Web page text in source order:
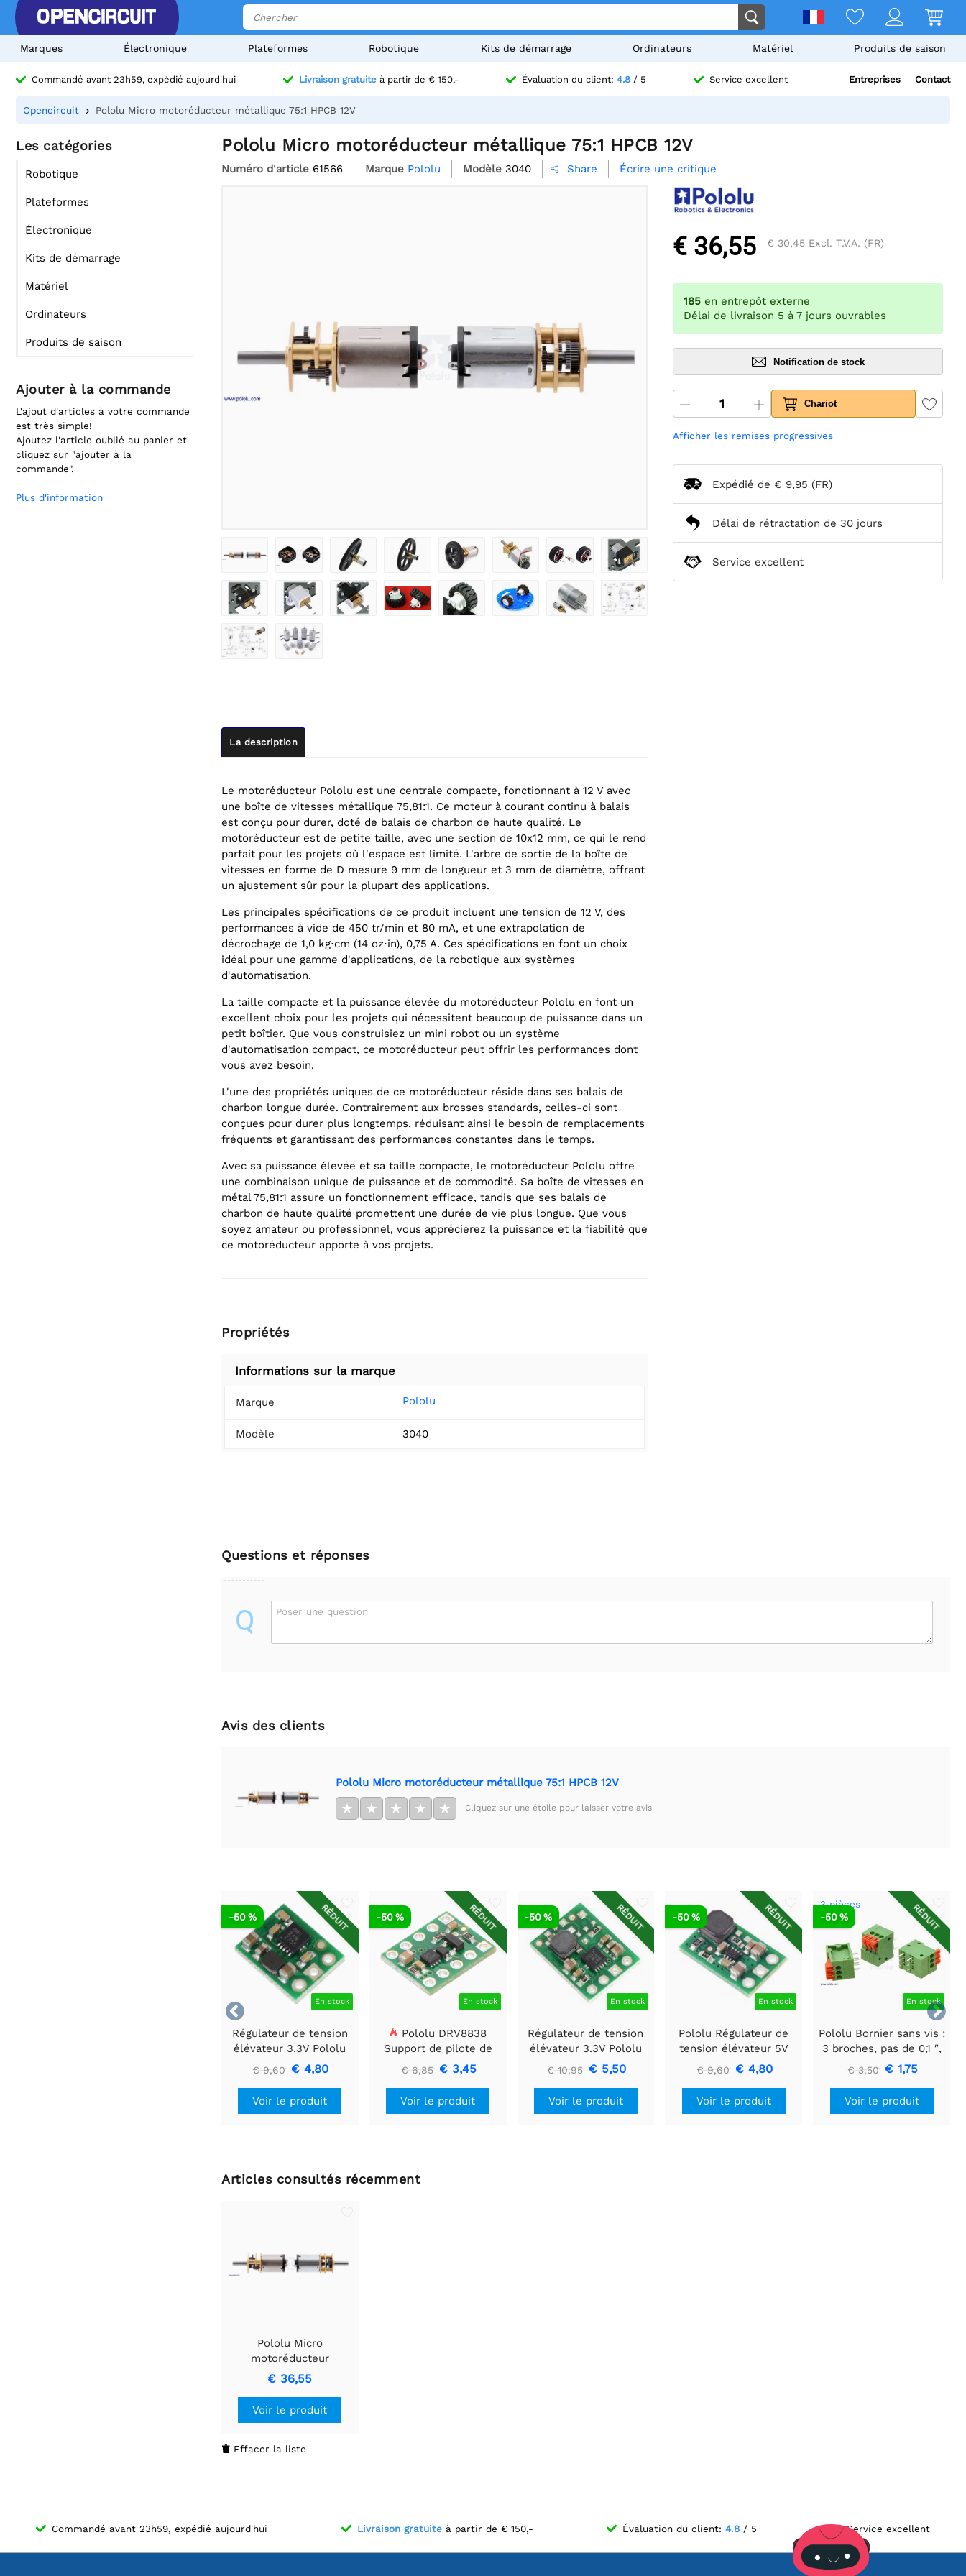
Marques Électronique Plateformes Robotique Kits de démarrage Ordinateurs Matériel Produits de saison
Commandé avant 23h59, expédié aujourd'hui Livraison gratuiteà partir de € 150,- Évaluation du client: 4.8 / 5 Service excellent Entreprises Contact
Opencircuit Pololu Micro motoréducteur métallique 75:1 HPCB 12V
Les catégories
Robotique
Plateformes
Électronique
Kits de démarrage
Matériel
Ordinateurs
Produits de saison
Ajouter à la commande
L'ajout d'articles à votre commande
est très simple!
Ajoutez l'article oublié au panier et
cliquez sur "ajouter à la
commande".
Plus d'information
Pololu Micro motoréducteur métallique 75:1 HPCB 12V
Numéro d'article 61566 Marque Pololu Modèle 3040  Share Écrire une critique
La description
Le motoréducteur Pololu est une centrale compacte, fonctionnant à 12 V avec
une boîte de vitesses métallique 75,81:1. Ce moteur à courant continu à balais
est conçu pour durer, doté de balais de charbon de haute qualité. Le
motoréducteur est de petite taille, avec une section de 10x12 mm, ce qui le rend
parfait pour les projets où l'espace est limité. L'arbre de sortie de la boîte de
vitesses en forme de D mesure 9 mm de longueur et 3 mm de diamètre, offrant
un ajustement sûr pour la plupart des applications.
Les principales spécifications de ce produit incluent une tension de 12 V, des
performances à vide de 450 tr/min et 80 mA, et une extrapolation de
décrochage de 1,0 kg⋅cm (14 oz⋅in), 0,75 A. Ces spécifications en font un choix
idéal pour une gamme d'applications, de la robotique aux systèmes
d'automatisation.
La taille compacte et la puissance élevée du motoréducteur Pololu en font un
excellent choix pour les projets qui nécessitent beaucoup de puissance dans un
petit boîtier. Que vous construisiez un mini robot ou un système
d'automatisation compact, ce motoréducteur peut offrir les performances dont
vous avez besoin.
L'une des propriétés uniques de ce motoréducteur réside dans ses balais de
charbon longue durée. Contrairement aux brosses standards, celles-ci sont
conçues pour durer plus longtemps, réduisant ainsi le besoin de remplacements
fréquents et garantissant des performances constantes dans le temps.
Avec sa puissance élevée et sa taille compacte, le motoréducteur Pololu offre
une combinaison unique de puissance et de commodité. Sa boîte de vitesses en
métal 75,81:1 assure un fonctionnement efficace, tandis que ses balais de
charbon de haute qualité promettent une durée de vie plus longue. Que vous
soyez amateur ou professionnel, vous apprécierez la puissance et la fiabilité que
ce motoréducteur apporte à vos projets.
Propriétés
Informations sur la marque
Marque Pololu
Modèle 3040
€ 36,55 € 30,45 Excl. T.V.A. (FR)
185 en entrepôt externe
Délai de livraison 5 à 7 jours ouvrables
Notification de stock
Chariot
Afficher les remises progressives
Expédié de € 9,95 (FR)
Délai de rétractation de 30 jours
Service excellent
Questions et réponses
Q Poser une question
Avis des clients
Pololu Micro motoréducteur métallique 75:1 HPCB 12V
★ ★ ★ ★ ★ Cliquez sur une étoile pour laisser votre avis


RÉDUIT
En stock
-50 %
Régulateur de tension
élévateur 3.3V Pololu
U1V10F3
€ 9,60 € 4,80
Voir le produit
RÉDUIT
En stock
-50 %
Pololu DRV8838
Support de pilote de
moteur CC à balais
simple
€ 6,85 € 3,45
Voir le produit
RÉDUIT
En stock
-50 %
Régulateur de tension
élévateur 3.3V Pololu
U1V11F3
€ 10,95 € 5,50
Voir le produit
RÉDUIT
En stock
-50 %
Pololu Régulateur de
tension élévateur 5V
U3V16F5
€ 9,60 € 4,80
Voir le produit
RÉDUIT
3 pièces
En stock
-50 %
Pololu Bornier sans vis :
3 broches, pas de 0,1 ″,
entrée latérale (paquet
€ 3,50 € 1,75
Voir le produit
Articles consultés récemment
Pololu Micro
motoréducteur
métallique 75:1 HPCB
12V
€ 36,55
Voir le produit
 Effacer la liste
Commandé avant 23h59, expédié aujourd'hui Livraison gratuiteà partir de € 150,- Évaluation du client:4.8 / 5 Service excellent